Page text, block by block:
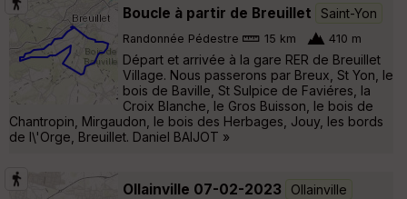
Boucle à partir de Breuillet Saint-Yon
Randonnée Pédestre 15 km 410 m
Départ et arrivée à la gare RER de Breuillet
Village. Nous passerons par Breux, St Yon, le
bois de Baville, St Sulpice de Faviéres, la
Croix Blanche, le Gros Buisson, le bois de
Chantropin, Mirgaudon, le bois des Herbages, Jouy, les bords
de l\'Orge, Breuillet. Daniel BAIJOT »
Ollainville 07-02-2023 Ollainville